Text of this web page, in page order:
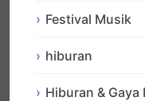
Festival Musik
hiburan
Hiburan & Gaya